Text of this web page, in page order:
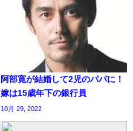
阿部寛が結婚して2児のパパに！
嫁は15歳年下の銀行員
10月 29, 2022